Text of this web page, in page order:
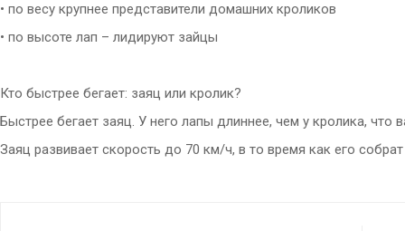
• по весу крупнее представители домашних кроликов
• по высоте лап – лидируют зайцы
Кто быстрее бегает: заяц или кролик?
Быстрее бегает заяц. У него лапы длиннее, чем у кролика, что
Заяц развивает скорость до 70 км/ч, в то время как его